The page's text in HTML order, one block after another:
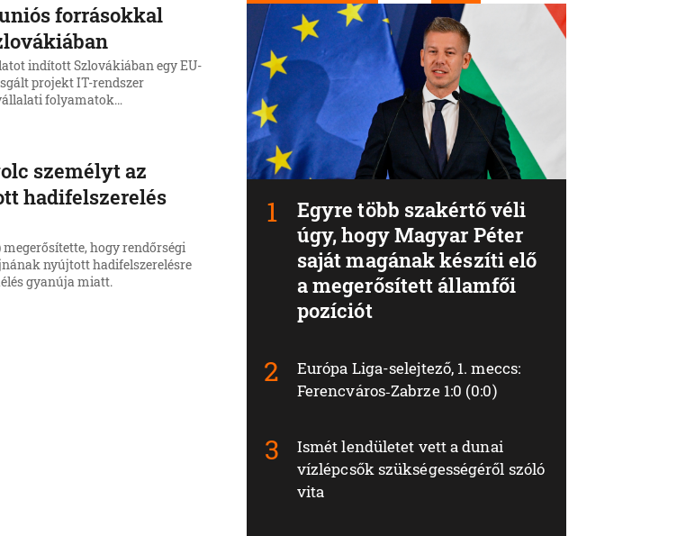
forrásokkal
indított Szlovákiában egy EU-
projekt IT-rendszer
folyamatok
kapott.
személyt az
hadifelszerelés
megerősítette, hogy rendőrségi
nyújtott hadifelszerelésre
gyanúja miatt.
Egyre több szakértő véli
úgy, hogy Magyar Péter
saját magának készíti elő
a megerősített államfői
pozíciót
Európa Liga-selejtező, 1. meccs:
Ferencváros‑Zabrze 1:0 (0:0)
Ismét lendületet vett a dunai
vízlépcsők szükségességéről szóló
vita